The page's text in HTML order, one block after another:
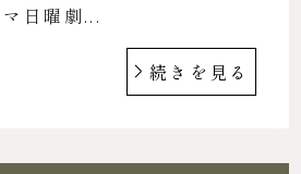
日曜劇...
続きを見る